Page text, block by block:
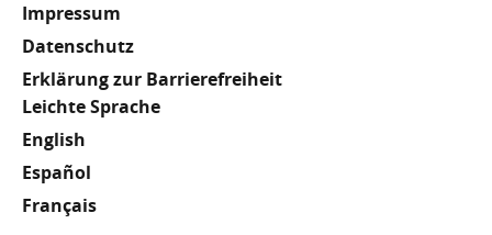
Impressum
Datenschutz
Erklärung zur Barrierefreiheit
Meta
Footer
Leichte Sprache
English
Español
Français